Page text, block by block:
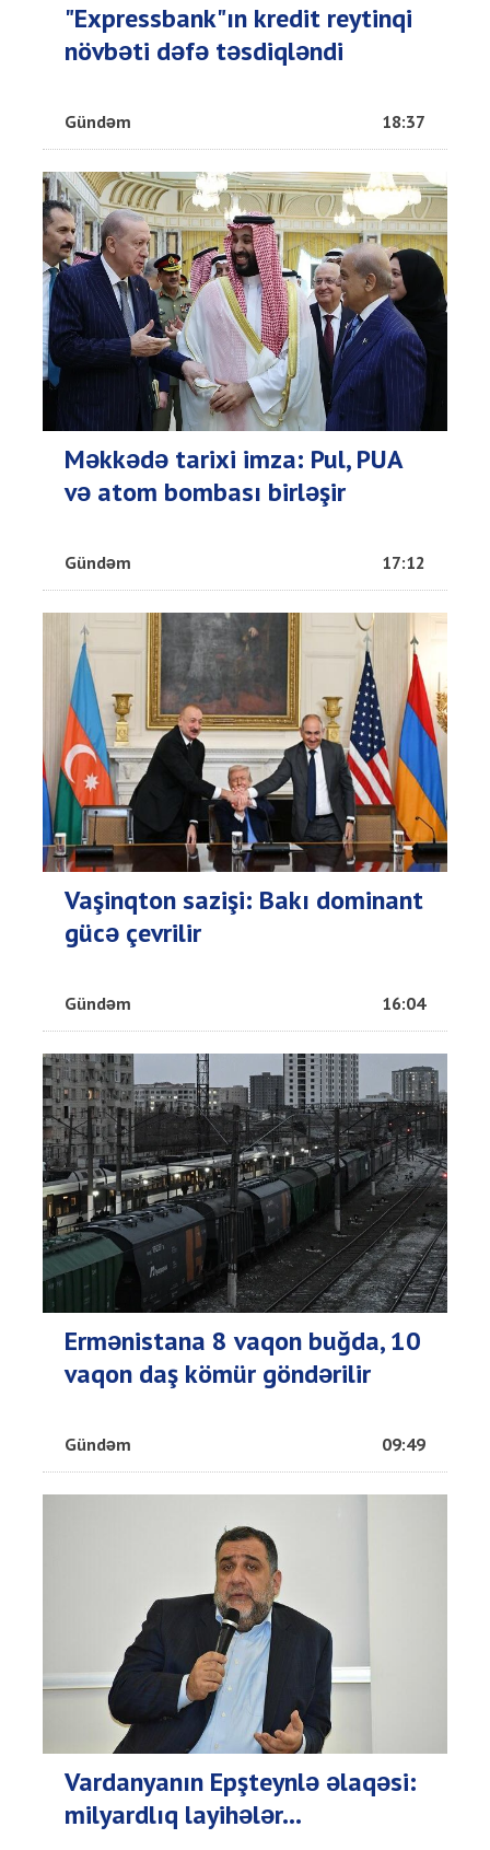
"Expressbank"ın kredit reytinqi
növbəti dəfə təsdiqləndi
Gündəm 18:37
Məkkədə tarixi imza: Pul, PUA
və atom bombası birləşir
Gündəm 17:12
Vaşinqton sazişi: Bakı dominant
gücə çevrilir
Gündəm 16:04
Ermənistana 8 vaqon buğda, 10
vaqon daş kömür göndərilir
Gündəm 09:49
Vardanyanın Epşteynlə əlaqəsi:
milyardlıq layihələr...